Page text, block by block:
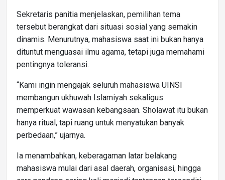
Sekretaris panitia menjelaskan, pemilihan tema
tersebut berangkat dari situasi sosial yang semakin
dinamis. Menurutnya, mahasiswa saat ini bukan hanya
dituntut menguasai ilmu agama, tetapi juga memahami
pentingnya toleransi.
“Kami ingin mengajak seluruh mahasiswa UINSI
membangun ukhuwah Islamiyah sekaligus
memperkuat wawasan kebangsaan. Sholawat itu bukan
hanya ritual, tapi ruang untuk menyatukan banyak
perbedaan,” ujarnya.
Ia menambahkan, keberagaman latar belakang
mahasiswa mulai dari asal daerah, organisasi, hingga